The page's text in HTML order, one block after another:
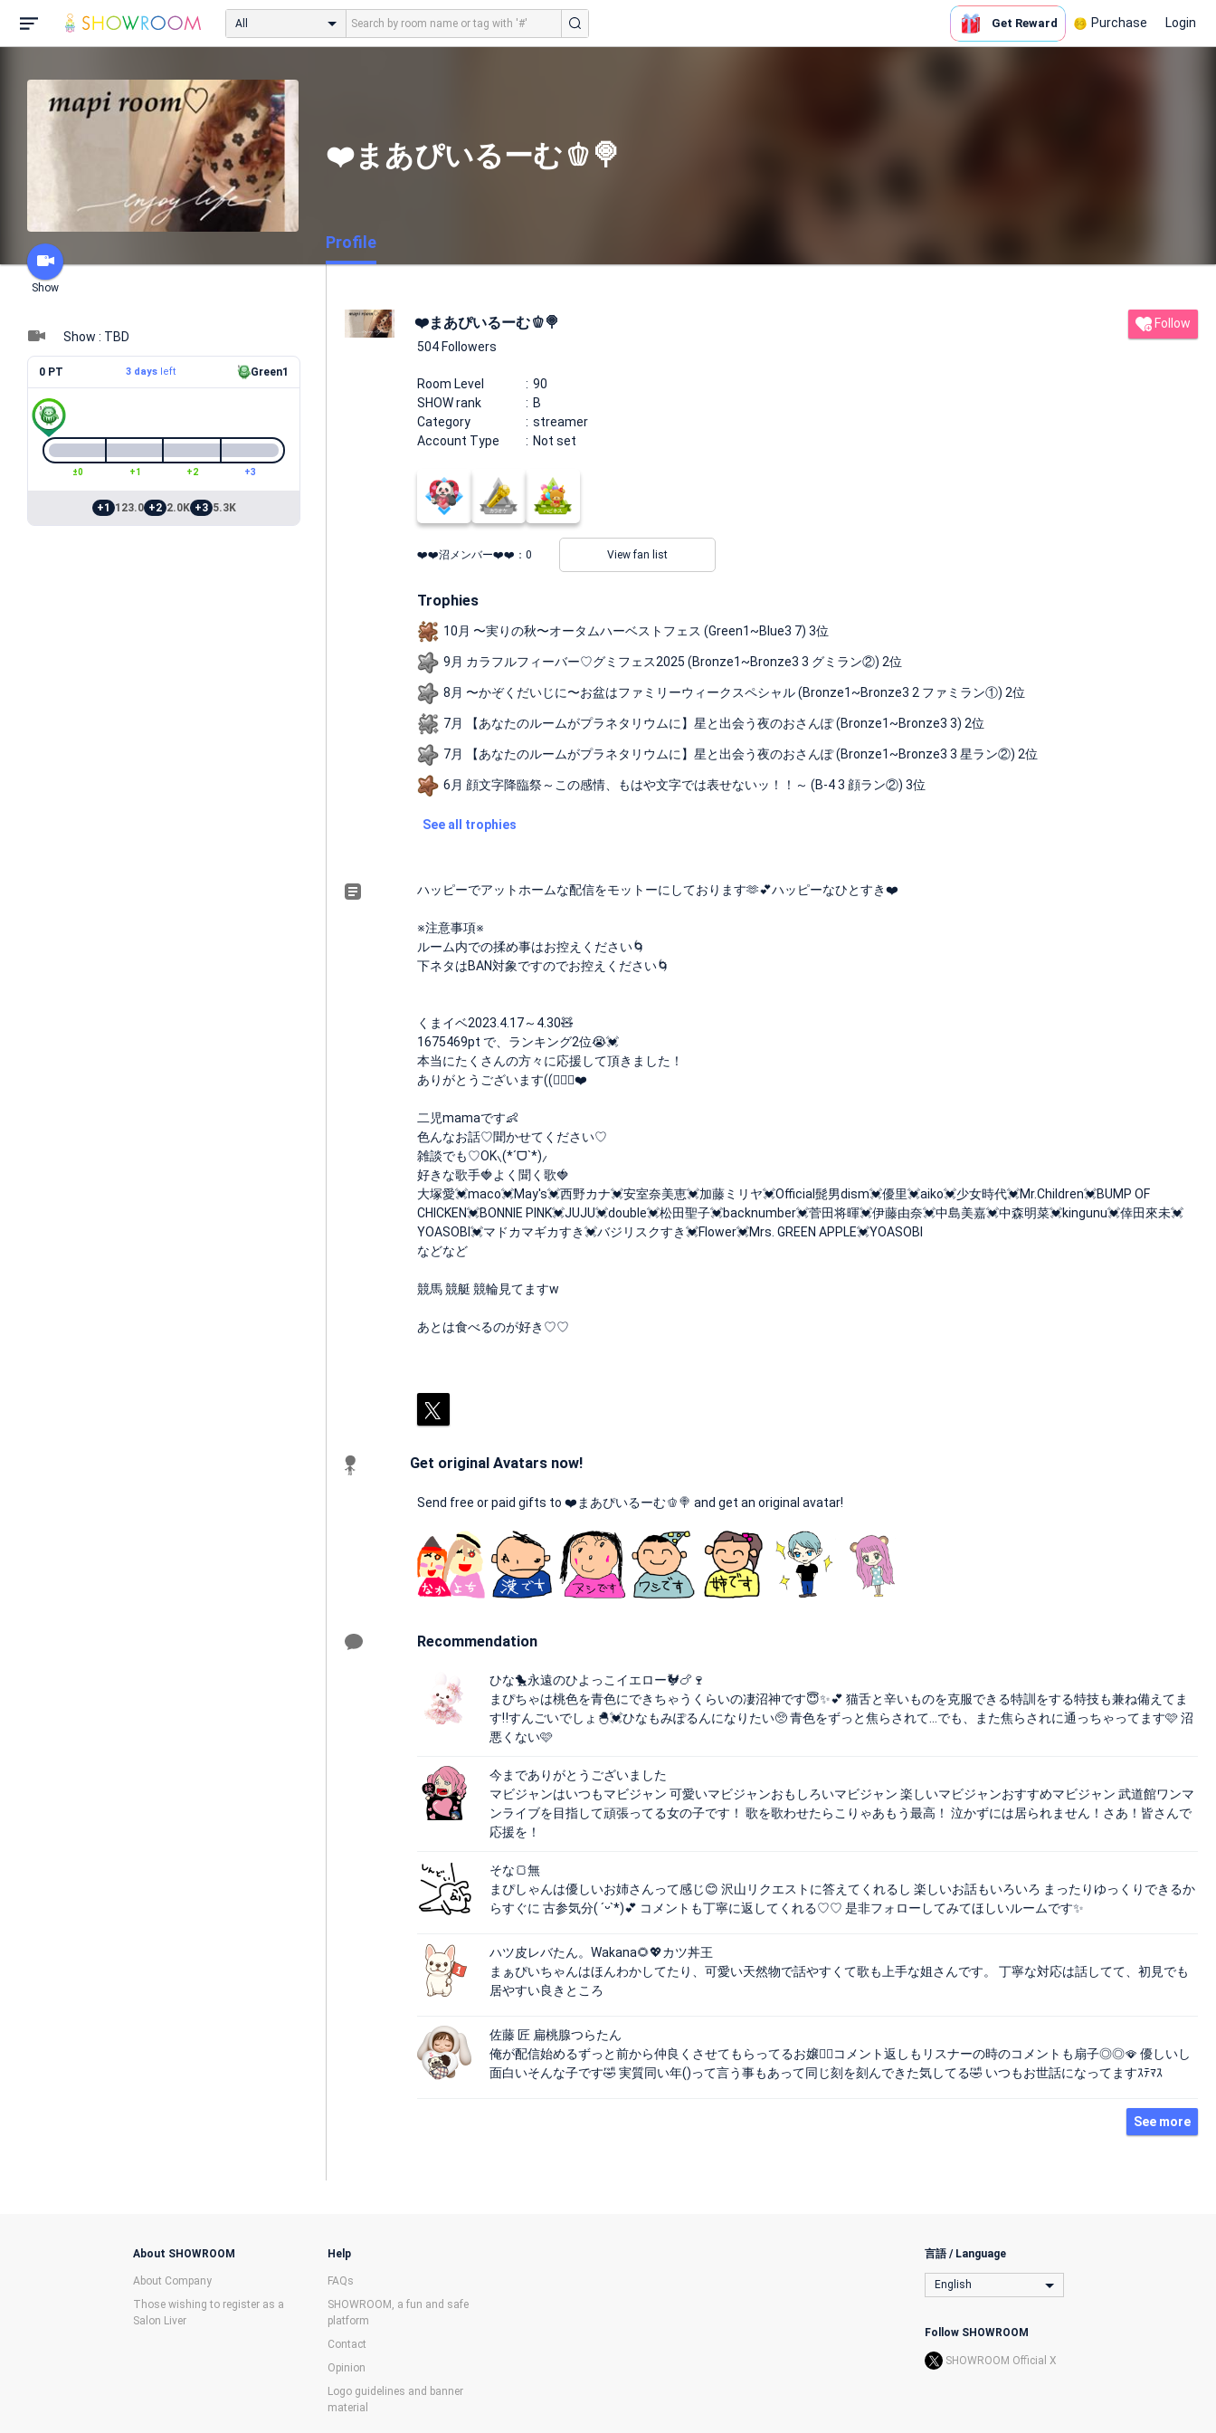
All Get Reward Purchase Login
Show
❤️まあぴいるーむ🫑🍭
Profile
Show : TBD
0 PT 3 daysleft Green1
±0 +1 +2 +3
+1 123.0 +2 2.0K +3 5.3K
❤️まあぴいるーむ🫑🍭
504 Followers
Follow
Room Level
90
SHOW rank
B
Category
streamer
Account Type
Not set
❤️❤️沼メンバー❤️❤️： 0 View fan list
Trophies
10月 〜実りの秋〜オータムハーベストフェス (Green1~Blue3 7) 3位
9月 カラフルフィーバー♡グミフェス2025 (Bronze1~Bronze3 3 グミラン②) 2位
8月 〜かぞくだいじに〜お盆はファミリーウィークスペシャル (Bronze1~Bronze3 2 ファミラン①) 2位
7月 【あなたのルームがプラネタリウムに】星と出会う夜のおさんぽ (Bronze1~Bronze3 3) 2位
7月 【あなたのルームがプラネタリウムに】星と出会う夜のおさんぽ (Bronze1~Bronze3 3 星ラン②) 2位
6月 顔文字降臨祭～この感情、もはや文字では表せないッ！！～ (B-4 3 顔ラン②) 3位
See all trophies
ハッピーでアットホームな配信をモットーにしております🫶💕ハッピーなひとすき❤️
※注意事項※
ルーム内での揉め事はお控えください🌀
下ネタはBAN対象ですのでお控えください🌀
くまイベ2023.4.17～4.30🧸
1675469pt で、ランキング2位😭💓
本当にたくさんの方々に応援して頂きました！
ありがとうございます((🙇‍♀️✨❤️
二児mamaです👶
色んなお話♡聞かせてください♡
雑談でも♡OK⸜(*ˊᗜˋ*)⸝
好きな歌手🍓よく聞く歌🍓
大塚愛💓maco💓May's💓西野カナ💓安室奈美恵💓加藤ミリヤ💓Official髭男dism💓優里💓aiko💓少女時代💓Mr.Children💓BUMP OF
CHICKEN💓BONNIE PINK💓JUJU💓double💓松田聖子💓backnumber💓菅田将暉💓伊藤由奈💓中島美嘉💓中森明菜💓kingunu💓倖田來未💓
YOASOBI💓マドカマギカすき💓バジリスクすき💓Flower💓Mrs. GREEN APPLE💓YOASOBI
などなど
競馬 競艇 競輪見てますw
あとは食べるのが好き♡♡
Get original Avatars now!
Send free or paid gifts to ❤️まあぴいるーむ🫑🍭 and get an original avatar!
Recommendation
ひな🐤永遠のひよっこイエロー🐓🍗🍷
まぴちゃは桃色を青色にできちゃうくらいの凄沼神です😇✨💕 猫舌と辛いものを克服できる特訓をする特技も兼ね備えてま
す‼️すんごいでしょ🐣💓ひなもみぽるんになりたい🥺 青色をずっと焦らされて…でも、また焦らされに通っちゃってます🩷️ 沼
悪くない🩷️
今までありがとうございました
マビジャンはいつもマビジャン 可愛いマビジャンおもしろいマビジャン 楽しいマビジャンおすすめマビジャン 武道館ワンマ
ンライブを目指して頑張ってる女の子です！ 歌を歌わせたらこりゃあもう最高！ 泣かずには居られません！さあ！皆さんで
応援を！
そな🍞無
まぴしゃんは優しいお姉さんって感じ😊 沢山リクエストに答えてくれるし 楽しいお話もいろいろ まったりゆっくりできるか
らすぐに 古参気分( ˊᵕˋ*)💕 コメントも丁寧に返してくれる♡♡ 是非フォローしてみてほしいルームです✨
ハツ皮レバたん。Wakana🌻💖カツ丼王
まぁぴいちゃんはほんわかしてたり、可愛い天然物で話やすくて歌も上手な姐さんです。 丁寧な対応は話してて、初見でも
居やすい良きところ
佐藤 匠 扁桃腺つらたん
俺が配信始めるずっと前から仲良くさせてもらってるお嬢☝🏻コメント返しもリスナーの時のコメントも扇子◎◎🪭 優しいし
面白いそんな子です🤣 実質同い年()って言う事もあって同じ刻を刻んできた気してる🤣 いつもお世話になってますｽﾃﾏｽ
See more
About SHOWROOM
About Company
Those wishing to register as a
Salon Liver
Help
FAQs
SHOWROOM, a fun and safe
platform
Contact
Opinion
Logo guidelines and banner
material
言語 / Language
English
Follow SHOWROOM
SHOWROOM Official X